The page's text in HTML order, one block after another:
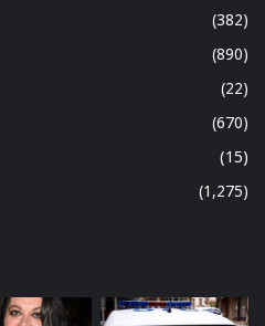
(382)
(890)
(22)
(670)
(15)
(1,275)